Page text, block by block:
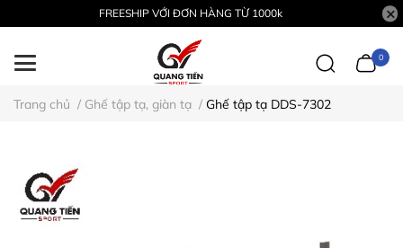
FREESHIP VỚI ĐƠN HÀNG TỪ 1000k
0
Trang chủ / Ghế tập tạ, giàn tạ / Ghế tập tạ DDS-7302